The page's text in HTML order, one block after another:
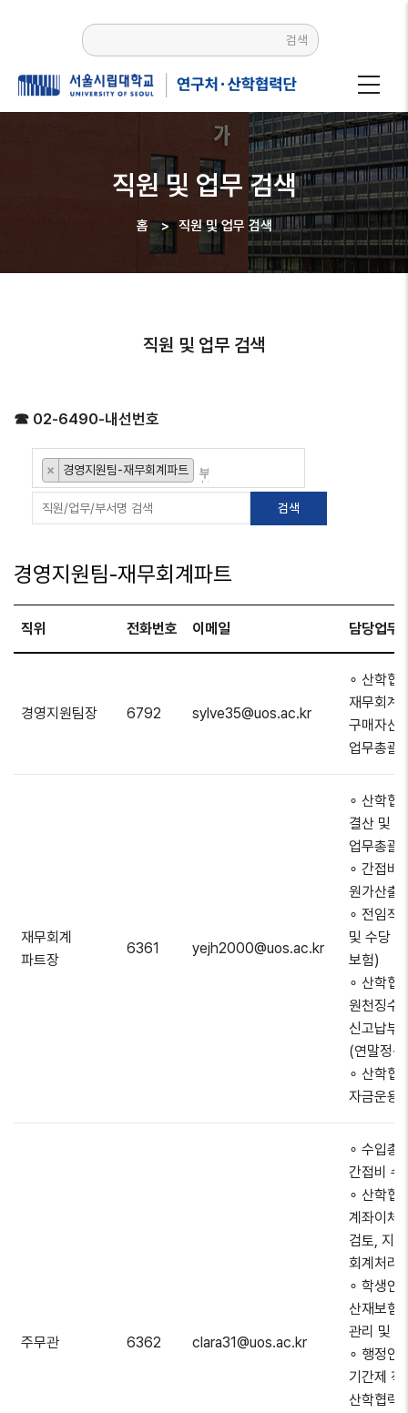
검색
직원 및 업무 검색
이동
경로
홈 > 직원 및 업무 검색
직원 및 업무 검색
☎ 02-6490-내선번호
× 경영지원팀-재무회계파트
경영지원팀-재무회계파트
직위 전화번호 이메일 담당업무
경영지원팀장 6792 sylve35@uos.ac.kr
∘ 산학협
재무회계
구매자산
업무총괄
재무회계
파트장
6361 yejh2000@uos.ac.kr
∘ 산학협
결산 및
업무총괄,
∘ 간접비
원가산출
∘ 전임직
및 수당
보험)
∘ 산학협
원천징수
신고납부
(연말정
∘ 산학협
자금운용
주무관 6362 clara31@uos.ac.kr
∘ 수입총
간접비 수
∘ 산학협
계좌이체
검토, 지
회계처리
∘ 학생연
산재보험
관리 및
∘ 행정인
기간제 직
산학협력